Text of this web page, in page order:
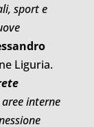
sport e
Liguria.
interne